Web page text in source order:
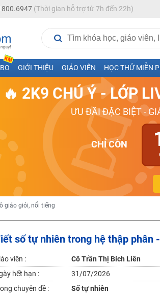
(Thời gian hỗ trợ từ 7h đến 22h)
GIỚI THIỆU GIÁO VIÊN HỌC THỬ MIỄN
🔥 2K9 CHÚ Ý - LỚP
ƯU ĐÃI ĐẶC BIỆT -
CHỈ CÒN
Toán - Lý - Hóa - Văn - Anh- Sinh-Sử-Địa cùng Thầy Cô
học và THCS năm học 2026-2027
giáo giỏi, nổi tiếng
giáo giỏi
giỏi, nổi tiếng
giáo giỏi
2023 - 2024
giáo giỏi, nổi tiếng
giáo giỏi, nổi tiếng
giỏi, nổi tiếng
luyện thi TN THPT - ĐH ít nhất 25 điểm
toàn bộ khoá học tại Tuyensinh247 (Từ 16-18/07/
Từ 11-13/09/2024
(13/11-15/11)
số tự nhiên trong hệ thập phân
viên :
Cô Trần Thị Bích Liên
hết hạn :
31/07/2026
chuyên đề :
Số tự nhiên